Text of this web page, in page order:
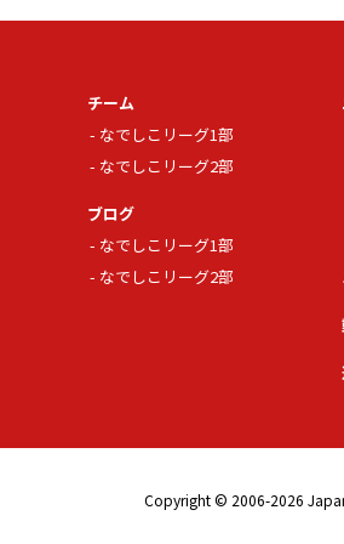
チーム
なでしこリーグ1部
なでしこリーグ2部
ブログ
なでしこリーグ1部
なでしこリーグ2部
Copyright © 2006-2026